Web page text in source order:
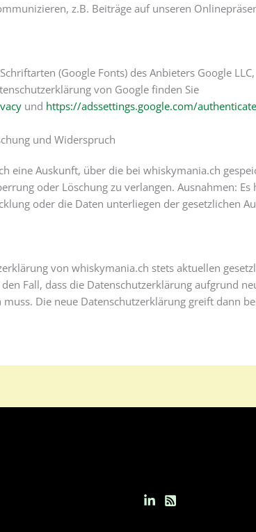
z.B. Beiträge auf unseren
(Google Fonts) des Anbieters Google
von Google finden Sie
und https://adssettings.google.com/
und Widerspruch
eine Auskunft, über die bei whiskymania.ch
oder Löschung zu verlangen. Ausnahmen:
oder die Daten unterliegen der gesetzlichen
von whiskymania.ch stets aktuellen
Fall, dass die Datenschutzerklärung aufgrund
Die neue Datenschutzerklärung greift dann